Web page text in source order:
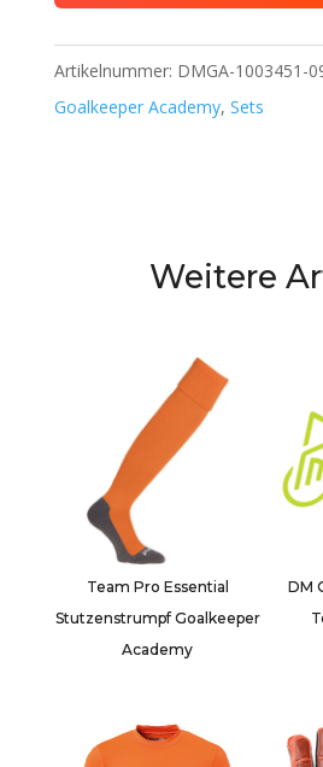
Menge
Artikelnummer: DMGA-1003451-
Goalkeeper Academy, Sets
Weitere
Team Pro Essential
Stutzenstrumpf Goalkeeper
Academy
DM